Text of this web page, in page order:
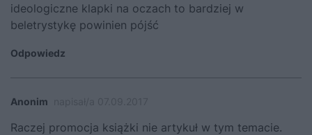
ideologiczne klapki na oczach to bardziej w
beletrystykę powinien pójść
Odpowiedz
Anonim
Raczej promocja książki nie artykuł w tym temacie.